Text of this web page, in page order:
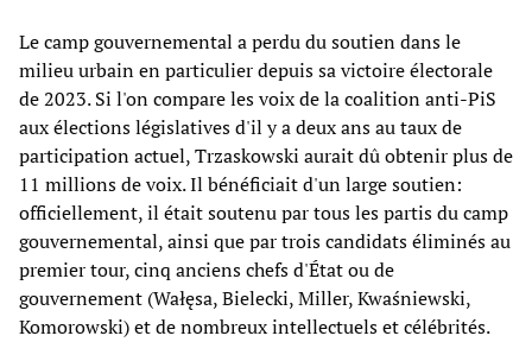
Le camp gouvernemental a perdu du soutien dans le
milieu urbain en particulier depuis sa victoire électorale
de 2023. Si l'on compare les voix de la coalition anti-PiS
aux élections législatives d'il y a deux ans au taux de
participation actuel, Trzaskowski aurait dû obtenir plus de
11 millions de voix. Il bénéficiait d'un large soutien:
officiellement, il était soutenu par tous les partis du camp
gouvernemental, ainsi que par trois candidats éliminés au
premier tour, cinq anciens chefs d'État ou de
gouvernement (Wałęsa, Bielecki, Miller, Kwaśniewski,
Komorowski) et de nombreux intellectuels et célébrités.